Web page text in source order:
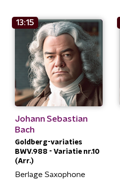
13:15
Johann Sebastian
Bach
Goldberg-variaties
BWV.988 - Variatie nr.10
(Arr.)
Berlage Saxophone